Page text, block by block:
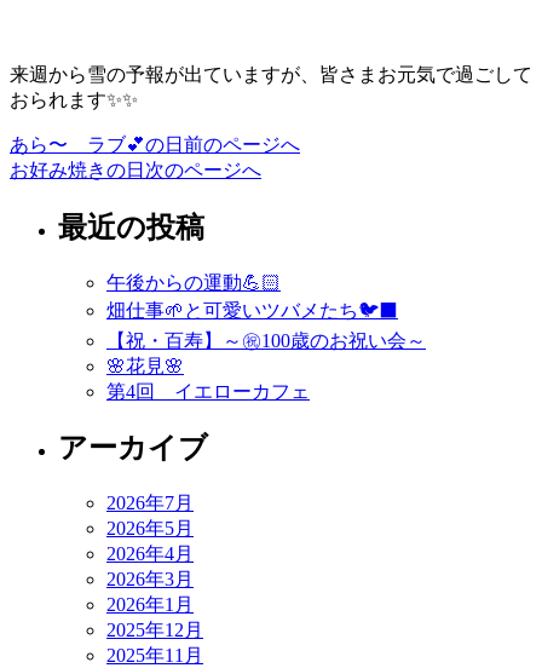
来週から雪の予報が出ていますが、皆さまお元気で過ごして
おられます✨✨
投
稿
あら〜 ラブ💕の日 前のページへ
お好み焼きの日 次のページへ
最近の投稿
午後からの運動💪🏻
畑仕事🌱と可愛いツバメたち🐦‍⬛
【祝・百寿】～㊗️100歳のお祝い会～
🌸花見🌸
第4回 イエローカフェ
アーカイブ
2026年7月
2026年5月
2026年4月
2026年3月
2026年1月
2025年12月
2025年11月